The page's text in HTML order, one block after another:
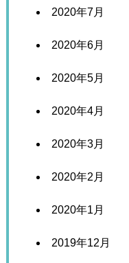
2020年7月
2020年6月
2020年5月
2020年4月
2020年3月
2020年2月
2020年1月
2019年12月